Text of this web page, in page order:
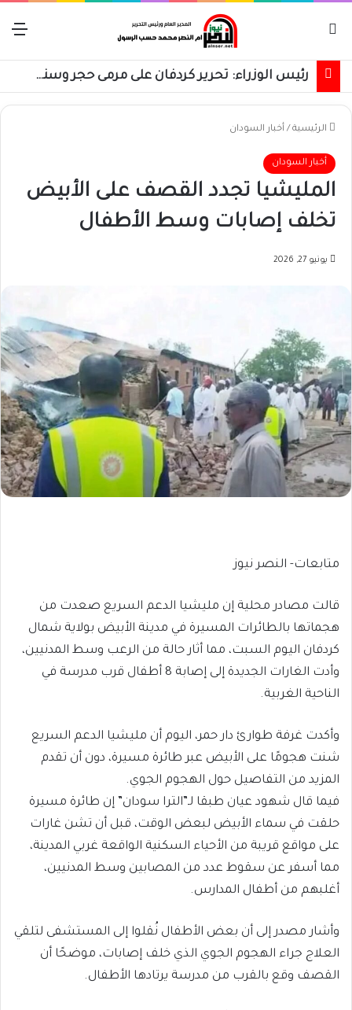
رئيس الوزراء: تحرير كردفان على مرمى حجر وسنسترد كل شبر
الرئيسية / أخبار السودان
أخبار السودان
المليشيا تجدد القصف على الأبيض
تخلف إصابات وسط الأطفال
يونيو 27, 2026
متابعات- النصر نيوز
قالت مصادر محلية إن مليشيا الدعم السريع صعدت من
هجماتها بالطائرات المسيرة في مدينة الأبيض بولاية شمال
كردفان اليوم السبت، مما أثار حالة من الرعب وسط المدنيين،
وأدت الغارات الجديدة إلى إصابة 8 أطفال قرب مدرسة في
الناحية الغربية.
وأكدت غرفة طوارئ دار حمر، اليوم أن مليشيا الدعم السريع
شنت هجومًا على الأبيض عبر طائرة مسيرة، دون أن تقدم
المزيد من التفاصيل حول الهجوم الجوي.
فيما قال شهود عيان طبقا لـ”الترا سودان” إن طائرة مسيرة
حلقت في سماء الأبيض لبعض الوقت، قبل أن تشن غارات
على مواقع قريبة من الأحياء السكنية الواقعة غربي المدينة،
مما أسفر عن سقوط عدد من المصابين وسط المدنيين،
أغلبهم من أطفال المدارس.
وأشار مصدر إلى أن بعض الأطفال نُقلوا إلى المستشفى لتلقي
العلاج جراء الهجوم الجوي الذي خلف إصابات، موضحًا أن
القصف وقع بالقرب من مدرسة يرتادها الأطفال.